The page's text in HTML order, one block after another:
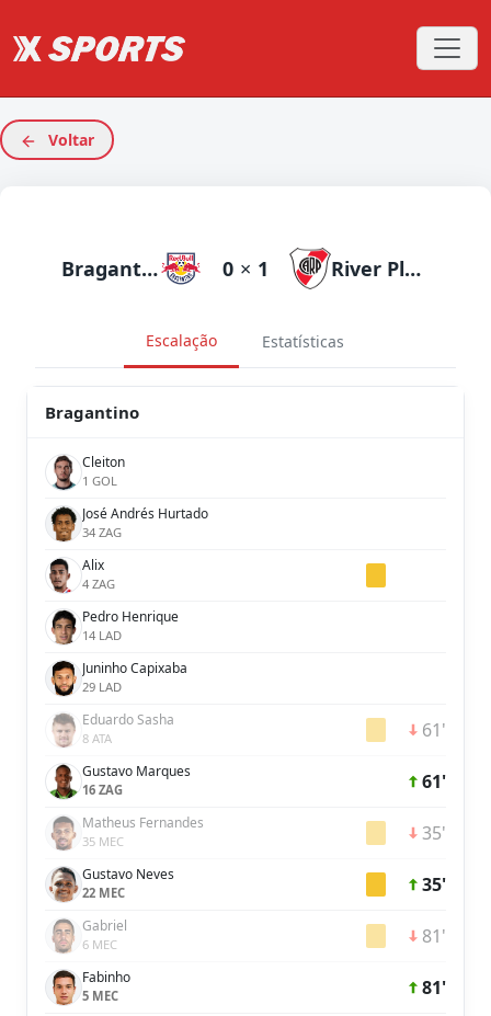
Voltar
Bragantino 0 × 1 River Plate
Escalação Estatísticas
Bragantino
Cleiton
1 GOL
José Andrés Hurtado
34 ZAG
Alix
4 ZAG
Pedro Henrique
14 LAD
Juninho Capixaba
29 LAD
Eduardo Sasha
8 ATA 61'
Gustavo Marques
16 ZAG 61'
Matheus Fernandes
35 MEC 35'
Gustavo Neves
22 MEC 35'
Gabriel
6 MEC 81'
Fabinho
5 MEC 81'